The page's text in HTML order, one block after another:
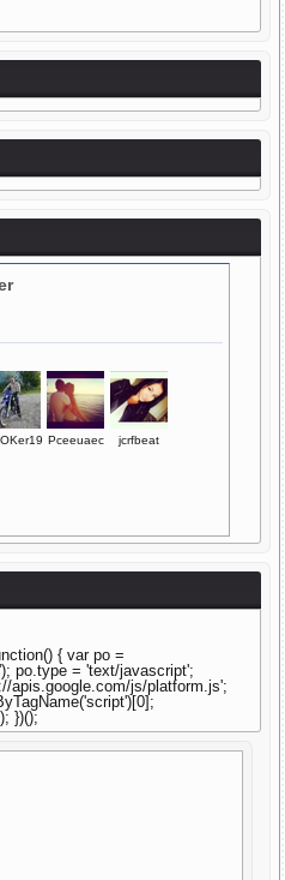
Pceeuaec jcrfbeat
{ var po =
po.type = 'text/javascript';
apis.google.com/js/platform.js';
})();